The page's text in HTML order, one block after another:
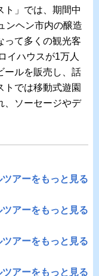
ト」では、期間中
ンヘン市内の醸造
って多くの観光客
イハウスが1万人
ールを販売し、話
トでは移動式遊園
、ソーセージやデ
ツアーをもっと見る
アーをもっと見る
アーをもっと見る
アーをもっと見る